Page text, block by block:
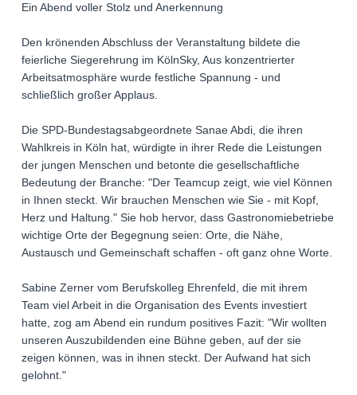
Ein Abend voller Stolz und Anerkennung
Den krönenden Abschluss der Veranstaltung bildete die
feierliche Siegerehrung im KölnSky, Aus konzentrierter
Arbeitsatmosphäre wurde festliche Spannung - und
schließlich großer Applaus.
Die SPD-Bundestagsabgeordnete Sanae Abdi, die ihren
Wahlkreis in Köln hat, würdigte in ihrer Rede die Leistungen
der jungen Menschen und betonte die gesellschaftliche
Bedeutung der Branche: "Der Teamcup zeigt, wie viel Können
in Ihnen steckt. Wir brauchen Menschen wie Sie - mit Kopf,
Herz und Haltung." Sie hob hervor, dass Gastronomiebetriebe
wichtige Orte der Begegnung seien: Orte, die Nähe,
Austausch und Gemeinschaft schaffen - oft ganz ohne Worte.
Sabine Zerner vom Berufskolleg Ehrenfeld, die mit ihrem
Team viel Arbeit in die Organisation des Events investiert
hatte, zog am Abend ein rundum positives Fazit: "Wir wollten
unseren Auszubildenden eine Bühne geben, auf der sie
zeigen können, was in ihnen steckt. Der Aufwand hat sich
gelohnt."